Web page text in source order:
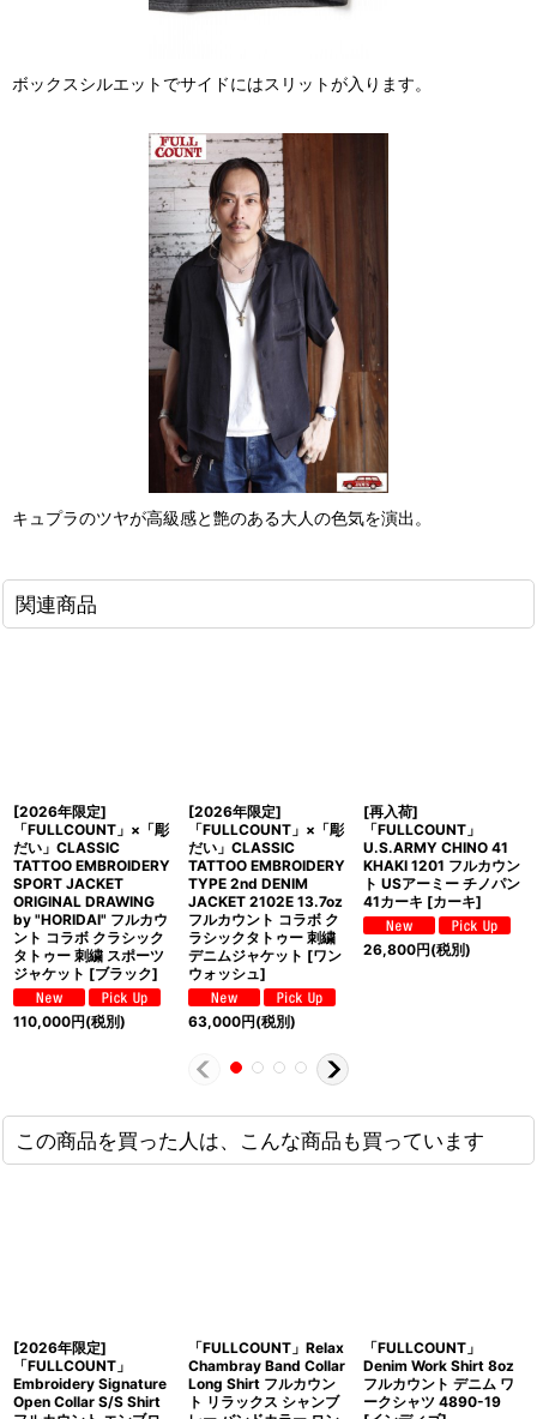
ボックスシルエットでサイドにはスリットが入ります。
キュプラのツヤが高級感と艶のある大人の色気を演出。
関連商品
[2026年限定]
「FULLCOUNT」×「彫
だい」CLASSIC
TATTOO EMBROIDERY
SPORT JACKET
ORIGINAL DRAWING
by "HORIDAI" フルカウ
ント コラボ クラシック
タトゥー 刺繍 スポーツ
ジャケット [ブラック]
110,000円(税別)
[2026年限定]
「FULLCOUNT」×「彫
だい」CLASSIC
TATTOO EMBROIDERY
TYPE 2nd DENIM
JACKET 2102E 13.7oz
フルカウント コラボ ク
ラシックタトゥー 刺繍
デニムジャケット [ワン
ウォッシュ]
63,000円(税別)
[再入荷]
「FULLCOUNT」
U.S.ARMY CHINO 41
KHAKI 1201 フルカウン
ト USアーミー チノパン
41カーキ [カーキ]
26,800円(税別)
この商品を買った人は、こんな商品も買っています
[2026年限定]
「FULLCOUNT」
Embroidery Signature
Open Collar S/S Shirt
「FULLCOUNT」Relax
Chambray Band Collar
Long Shirt フルカウン
ト リラックス シャンブ
「FULLCOUNT」
Denim Work Shirt 8oz
フルカウント デニム ワ
ークシャツ 4890-19